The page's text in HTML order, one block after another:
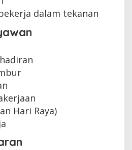
dalam tekanan
Hari Raya)